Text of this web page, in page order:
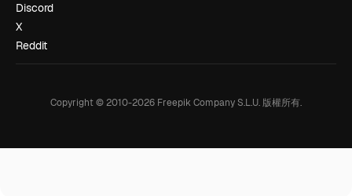
Discord
X
Reddit
Copyright © 2010-2026 Freepik Company S.L.U. 版權所有.